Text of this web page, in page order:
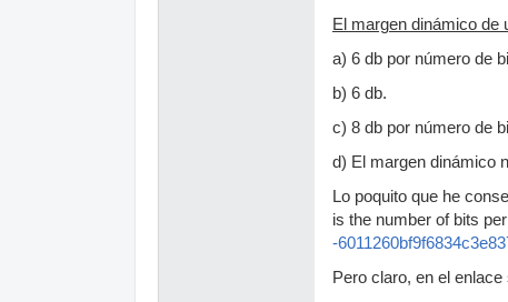
El margen dinámico de
a) 6 db por número de
b) 6 db.
c) 8 db por número de
d) El margen dinámico
Lo poquito que he
is the number of bits
-
Pero claro, en el